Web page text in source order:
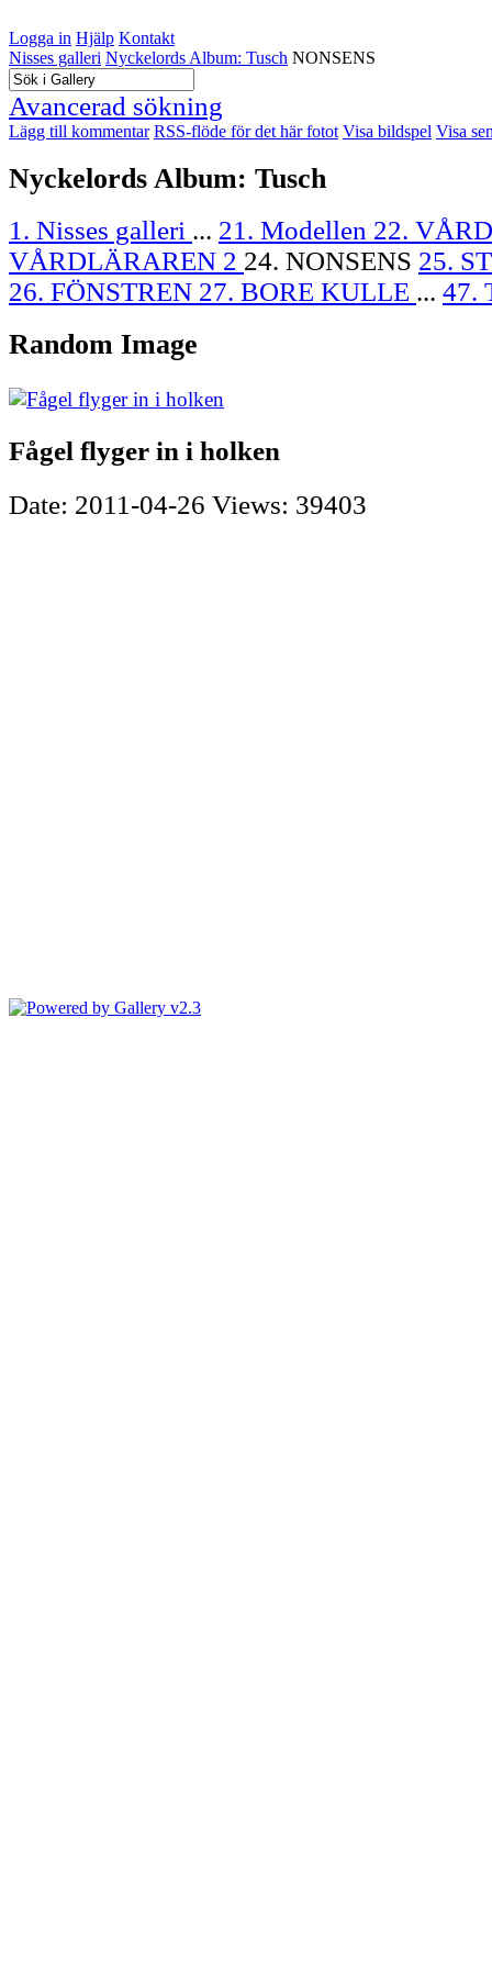
Logga in Hjälp Kontakt
Nisses galleri Nyckelords Album: Tusch NONSENS
Avancerad sökning
Lägg till kommentar RSS-flöde för det här fotot Visa bildspel Visa
Nyckelords Album: Tusch
1. Nisses galleri ... 21. Modellen 22.
VÅRDLÄRAREN 2 24. NONSENS 25.
26. FÖNSTREN 27. BORE KULLE ... 47.
Random Image
Fågel flyger in i holken
Date: 2011-04-26 Views: 39403